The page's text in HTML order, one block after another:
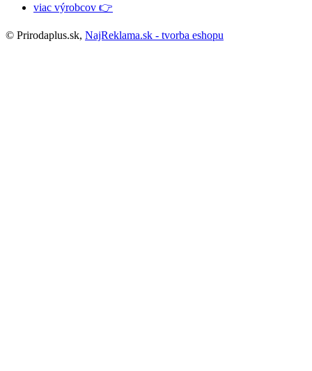
viac výrobcov 👉
© Prirodaplus.sk, NajReklama.sk - tvorba eshopu